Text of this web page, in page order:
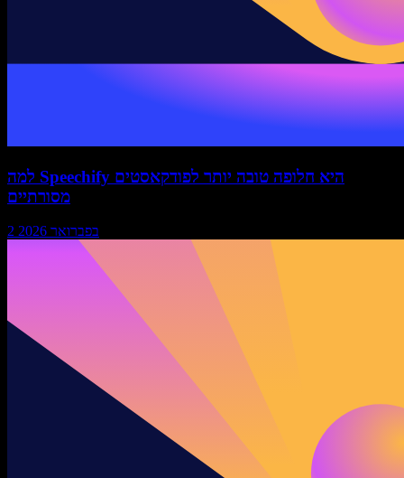
למה Speechify היא חלופה טובה יותר לפודקאסטים
מסורתיים
2 בפברואר 2026